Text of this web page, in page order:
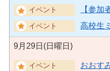
【参加
高校生
9月29日(日曜日)
おおす